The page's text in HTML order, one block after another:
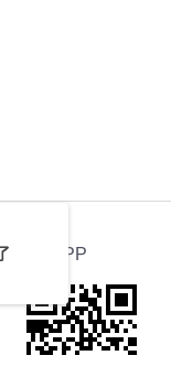
官方APP